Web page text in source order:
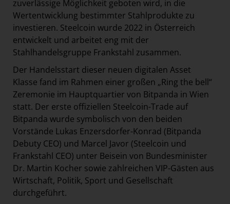
zuverlässige Möglichkeit geboten wird, in die
Wertentwicklung bestimmter Stahlprodukte zu
investieren. Steelcoin wurde 2022 in Österreich
entwickelt und arbeitet eng mit der
Stahlhandelsgruppe Frankstahl zusammen.
Der Handelsstart dieser neuen digitalen Asset
Klasse fand im Rahmen einer großen „Ring the bell“
Zeremonie im Hauptquartier von Bitpanda in Wien
statt. Der erste offiziellen Steelcoin-Trade auf
Bitpanda wurde symbolisch von den beiden
Vorstände Lukas Enzersdorfer-Konrad (Bitpanda
Debuty CEO) und Marcel Javor (Steelcoin und
Frankstahl CEO) unter Beisein von Bundesminister
Dr. Martin Kocher sowie zahlreichen VIP-Gästen aus
Wirtschaft, Politik, Sport und Gesellschaft
durchgeführt.